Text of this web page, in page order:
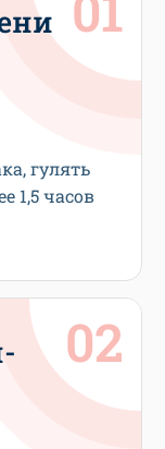
гулять
1,5 часов